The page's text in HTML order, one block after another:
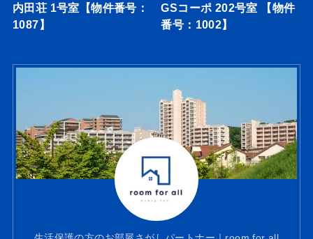
内田荘 1号室【物件番号：
1087】
GSコーポ 202号室 【物件
番号：1002】